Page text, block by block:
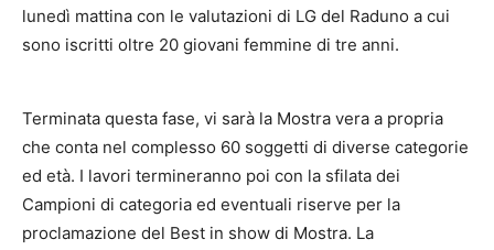
lunedì mattina con le valutazioni di LG del Raduno a cui
sono iscritti oltre 20 giovani femmine di tre anni.
Terminata questa fase, vi sarà la Mostra vera a propria
che conta nel complesso 60 soggetti di diverse categorie
ed età. I lavori termineranno poi con la sfilata dei
Campioni di categoria ed eventuali riserve per la
proclamazione del Best in show di Mostra. La